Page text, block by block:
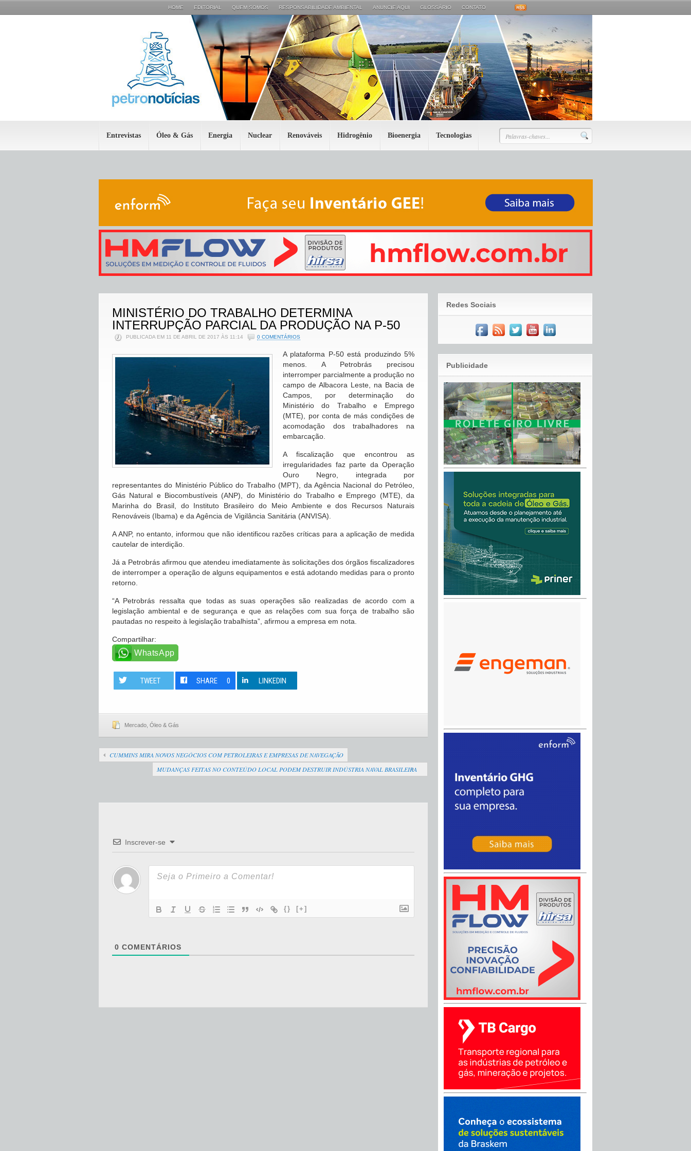
HOME EDITORIAL QUEM SOMOS RESPONSABILIDADE AMBIENTAL ANUNCIE AQUI GLOSSÁRIO CONTATO
Entrevistas Óleo & Gás Energia Nuclear Renováveis Hidrogênio Bioenergia Tecnologias
MINISTÉRIO DO TRABALHO DETERMINA
INTERRUPÇÃO PARCIAL DA PRODUÇÃO NA P-50
PUBLICADA EM 11 DE ABRIL DE 2017 ÀS 11:14 0 COMENTÁRIOS
A plataforma P-50 está produzindo 5%
menos. A Petrobrás precisou
interromper parcialmente a produção no
campo de Albacora Leste, na Bacia de
Campos, por determinação do
Ministério do Trabalho e Emprego
(MTE), por conta de más condições de
acomodação dos trabalhadores na
embarcação.
A fiscalização que encontrou as
irregularidades faz parte da Operação
Ouro Negro, integrada por
representantes do Ministério Público do Trabalho (MPT), da Agência Nacional do Petróleo,
Gás Natural e Biocombustíveis (ANP), do Ministério do Trabalho e Emprego (MTE), da
Marinha do Brasil, do Instituto Brasileiro do Meio Ambiente e dos Recursos Naturais
Renováveis (Ibama) e da Agência de Vigilância Sanitária (ANVISA).
A ANP, no entanto, informou que não identificou razões críticas para a aplicação de medida
cautelar de interdição.
Já a Petrobrás afirmou que atendeu imediatamente às solicitações dos órgãos fiscalizadores
de interromper a operação de alguns equipamentos e está adotando medidas para o pronto
retorno.
“A Petrobrás ressalta que todas as suas operações são realizadas de acordo com a
legislação ambiental e de segurança e que as relações com sua força de trabalho são
pautadas no respeito à legislação trabalhista”, afirmou a empresa em nota.
Compartilhar:
WhatsApp
TWEET SHARE 0 LINKEDIN
Mercado Óleo & Gás
CUMMINS MIRA NOVOS NEGÓCIOS COM PETROLEIRAS E EMPRESAS DE NAVEGAÇÃO
MUDANÇAS FEITAS NO CONTEÚDO LOCAL PODEM DESTRUIR INDÚSTRIA NAVAL BRASILEIRA
Inscrever-se
{} [+]
0 COMENTÁRIOS
Redes Sociais
Publicidade